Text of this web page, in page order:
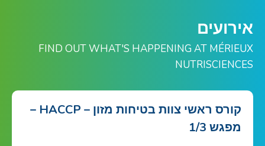
אירועים
FIND OUT WHAT'S HAPPENING AT MÉRIEUX
NUTRISCIENCES
קורס ראשי צוות בטיחות מזון – HACCP –
מפגש 1/3